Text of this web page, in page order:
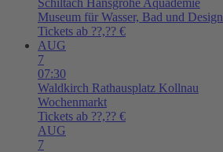
Museum für Wasser, Bad und Design
Tickets ab ??,?? €
AUG
7
07:30
Waldkirch Rathausplatz Kollnau
Wochenmarkt
Tickets ab ??,?? €
AUG
7